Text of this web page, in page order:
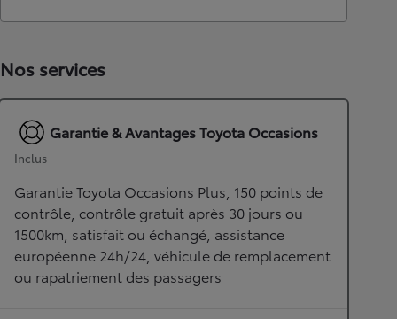
Nos services
Garantie & Avantages Toyota Occasions
Inclus
Garantie Toyota Occasions Plus, 150 points de
contrôle, contrôle gratuit après 30 jours ou
1500km, satisfait ou échangé, assistance
européenne 24h/24, véhicule de remplacement
ou rapatriement des passagers